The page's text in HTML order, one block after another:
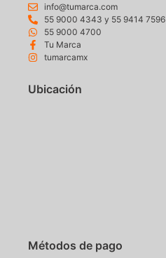
info@tumarca.com
55 9000 4343 y 55 9414 7596
55 9000 4700
Tu Marca
tumarcamx
Ubicación
Métodos de pago